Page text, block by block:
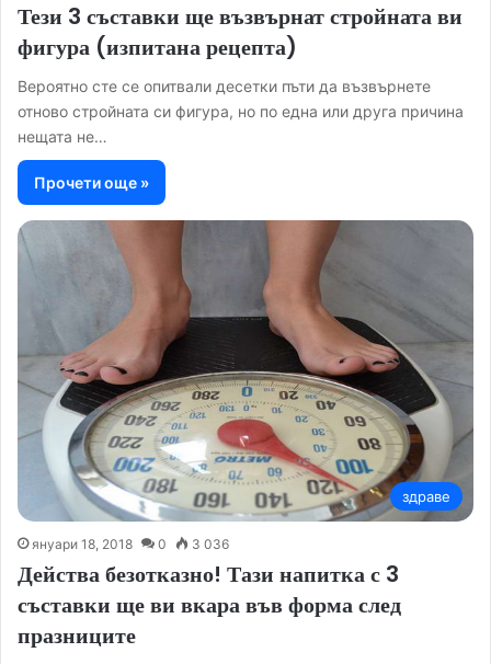
Тези 3 съставки ще възвърнат стройната ви
фигура (изпитана рецепта)
Вероятно сте се опитвали десетки пъти да възвърнете
отново стройната си фигура, но по една или друга причина
нещата не…
Прочети още »
здраве
януари 18, 2018 0 3 036
Действа безотказно! Тази напитка с 3
съставки ще ви вкара във форма след
празниците